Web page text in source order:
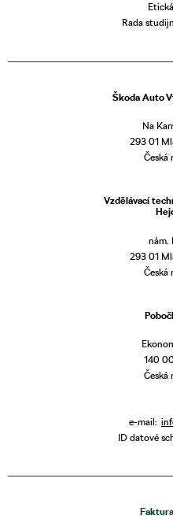
Rada
Škoda Auto
Na
293 01
Česká
Vzdělávací
nám.
293 01
Česká
140
Česká
e-mail:
ID datové